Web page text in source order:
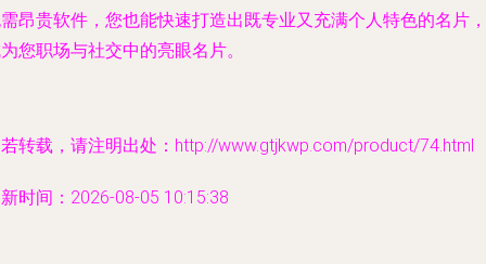
昂贵软件，您也能快速打造出既专业又充满个人特色的名片，
您职场与社交中的亮眼名片。
转载，请注明出处：http://www.gtjkwp.com/product/74.html
时间：2026-08-05 10:15:38